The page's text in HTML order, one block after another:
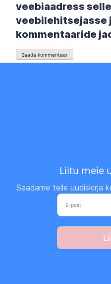
veebiaadress
veebilehitsejasse
kommentaaride
Liitu meie
Saadame teile uudiskirja